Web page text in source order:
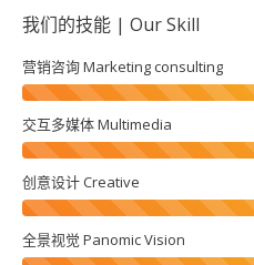
我们的技能 | Our Skill
营销咨询 Marketing consulting
交互多媒体 Multimedia
创意设计 Creative
全景视觉 Panomic Vision